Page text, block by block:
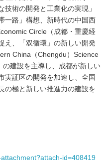
術の開発と工業化の実現」
一路」構想、新時代の中国西
Circle（成都・重慶経
え、「双循環」の新しい開発
China（Chengdu）Science
建設を主導し、成都が新しい
実証区の開発を加速し、全国
の極と新しい推進力の建設を
id=408419